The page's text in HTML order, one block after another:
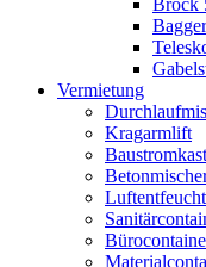
Brock
Vermietung
Kragarmlift